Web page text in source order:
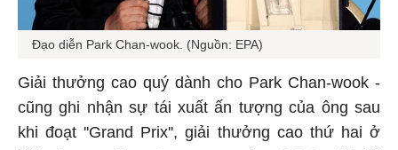
Đạo diễn Park Chan-wook. (Nguồn: EPA)
Giải thưởng cao quý dành cho Park Chan-wook -
cũng ghi nhận sự tái xuất ấn tượng của ông sau
khi đoạt ''Grand Prix'', giải thưởng cao thứ hai ở